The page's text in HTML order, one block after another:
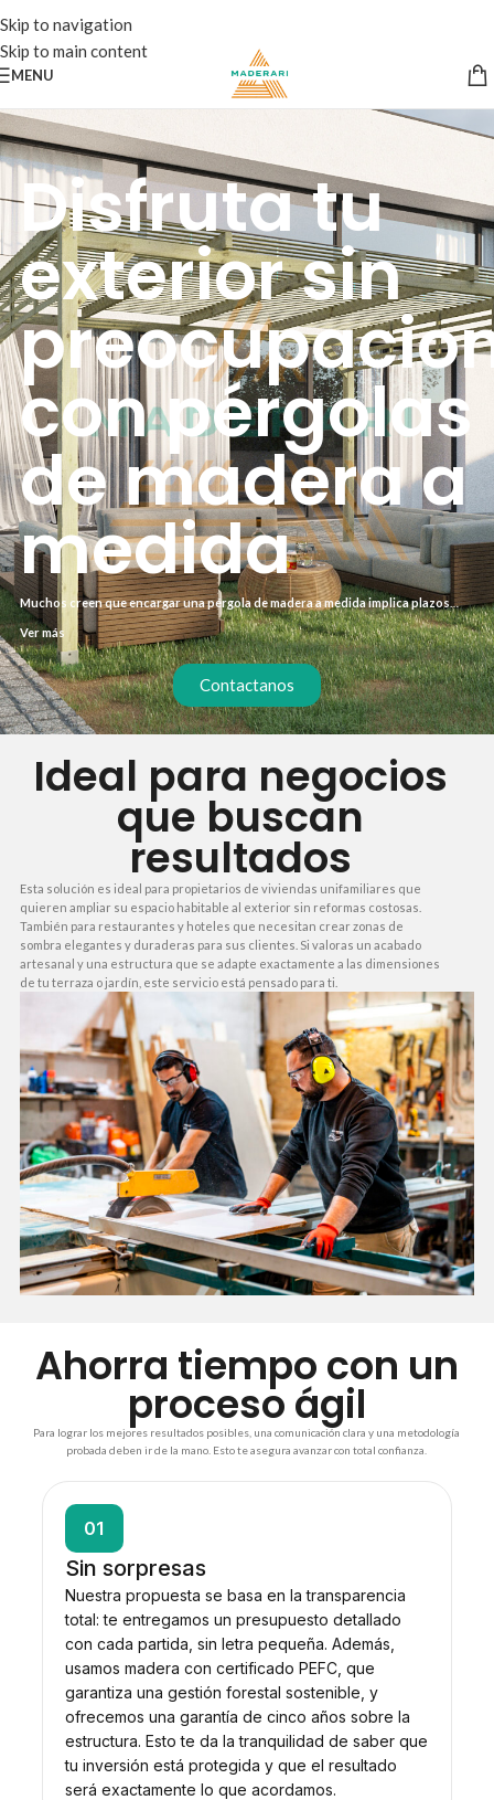
Skip to navigation
Skip to main content
MENU
Disfruta tu
exterior sin
con pérgolas
de madera a
medida
Muchos creen que encargar una pérgola de madera a medida implica plazos
largos, costes ocultos y un mantenimiento agotador. La realidad es que, con un
proceso bien definido y materiales de calidad, puedes tener tu estructura
instalada en menos de tres semanas, con un presupuesto cerrado desde el
inicio y un mantenimiento mínimo. Lo importante es elegir un proveedor que
gestione cada detalle, desde la selección de la madera hasta el montaje final,
para que tú solo tengas que disfrutar del resultado.
Ver más
Contactanos
Ideal para negocios
que buscan
resultados
Esta solución es ideal para propietarios de viviendas unifamiliares que
quieren ampliar su espacio habitable al exterior sin reformas costosas.
También para restaurantes y hoteles que necesitan crear zonas de
sombra elegantes y duraderas para sus clientes. Si valoras un acabado
artesanal y una estructura que se adapte exactamente a las dimensiones
de tu terraza o jardín, este servicio está pensado para ti.
Ahorra tiempo con un
proceso ágil
Para lograr los mejores resultados posibles, una comunicación clara y una metodología
probada deben ir de la mano. Esto te asegura avanzar con total confianza.
01
Sin sorpresas
Nuestra propuesta se basa en la transparencia
total: te entregamos un presupuesto detallado
con cada partida, sin letra pequeña. Además,
usamos madera con certificado PEFC, que
garantiza una gestión forestal sostenible, y
ofrecemos una garantía de cinco años sobre la
estructura. Esto te da la tranquilidad de saber que
tu inversión está protegida y que el resultado
será exactamente lo que acordamos.